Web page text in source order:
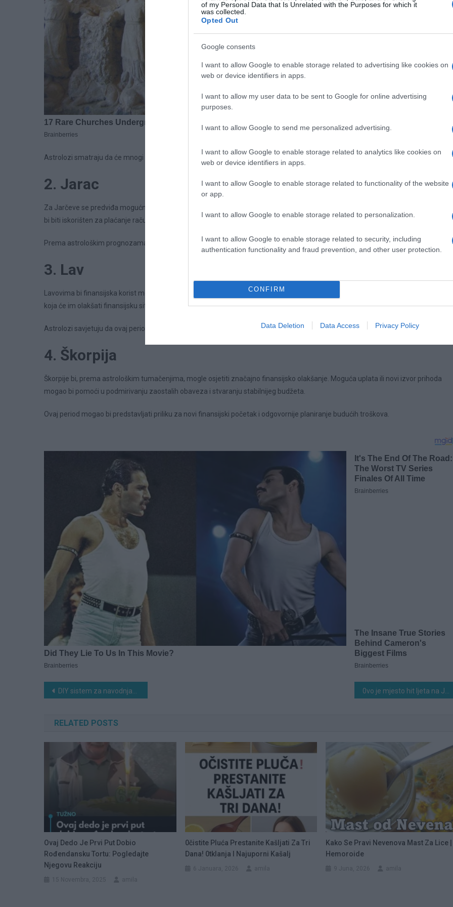
of my Personal Data that Is Unrelated with the Purposes for which it
was collected.
Opted Out
Google consents
I want to allow Google to enable storage related to advertising like cookies on
web or device identifiers in apps.
I want to allow my user data to be sent to Google for online advertising
purposes.
I want to allow Google to send me personalized advertising.
I want to allow Google to enable storage related to analytics like cookies on
web or device identifiers in apps.
I want to allow Google to enable storage related to functionality of the website
or app.
I want to allow Google to enable storage related to personalization.
I want to allow Google to enable storage related to security, including
authentication functionality and fraud prevention, and other user protection.
CONFIRM
Data Deletion Data Access Privacy Policy
Astrolozi smatraju da će mnogi pripadnici ovog znaka imati priliku stabilizirati budžet i zatvoriti dio svojih finansijskih obaveza.
2. Jarac
Za Jarčeve se predviđa mogućnost dodatnog prihoda kroz posao, bonus ili uspješno okončan finansijski dogovor. Taj novac
bi biti iskorišten za plaćanje računa ili drugih zaostalih obaveza.
Prema astrološkim prognozama, upravo bi odgovoran pristup novcu mogao donijeti osjećaj veće sigurnosti.
3. Lav
Lavovima bi finansijska korist mogla stići iz neočekivanog izvora. Moguća je isplata honorara, nagrada, povrat novca ili druga
koja će im olakšati finansijsku situaciju.
Astrolozi savjetuju da ovaj period iskoriste za racionalno upravljanje novcem i smanjenje postojećih dugovanja.
4. Škorpija
Škorpije bi, prema astrološkim tumačenjima, mogle osjetiti značajno finansijsko olakšanje. Moguća uplata ili novi izvor prihoda
mogao bi pomoći u podmirivanju zaostalih obaveza i stvaranju stabilnijeg budžeta.
Ovaj period mogao bi predstavljati priliku za novi finansijski početak i odgovornije planiranje budućih troškova.
Navigacija
DIY sistem za navodnjavanje kap po kap: K0risteći SAM0 plastične boce i štapiće za uši
RELATED POSTS
Ovaj Dedo Je Prvi Put Dobio
Rođendansku Tortu: Pogledajte
Njegovu Reakciju
0čistite Pluća Prestanite Kašljati Za Tri
Dana! 0tklanja I Najuporni Kašalj
Kako Se Pravi Nevenova Mast Za Lice |
Hemoroide